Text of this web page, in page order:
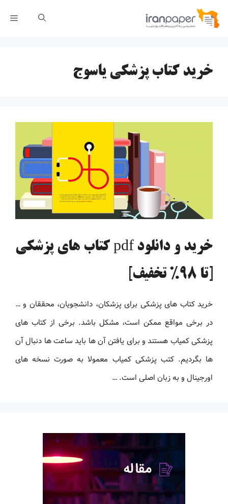
پرش
خرید کتاب پزشکی یاسوج
خرید و دانلود pdf کتاب های پزشکی
[تا 98% تخفیف]
خرید کتاب های پزشکی برای پزشکان، دانشجویان، محققان و …
در برخی مواقع ممکن است، مشکل باشد. برخی از کتاب های
پزشکی کمیاب هستند و برای یافتن آن ها باید ساعت ها دنبال آن
ها بگردیم. کتب پزشکی کمیاب معمولا به صورت نسخه های
اورجینال و به زبان اصلی است. …